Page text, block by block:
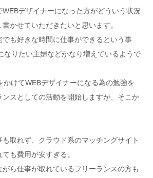
デザイナーになった方がどういう状況
かせていただきたいと思います。
も好きな時間に仕事ができるという事
なりたい主婦などかなり増えているようで
かけてWEBデザイナーになる為の勉強を
ンスとしての活動を開始しますが、そこか
取れず、クラウド系のマッチングサイト
も費用が安すぎる。
ら仕事が取れているフリーランスの方も